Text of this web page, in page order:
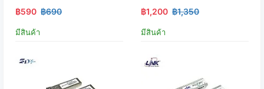
฿590 ฿690
มีสินค้า
฿1,200 ฿1,350
มีสินค้า